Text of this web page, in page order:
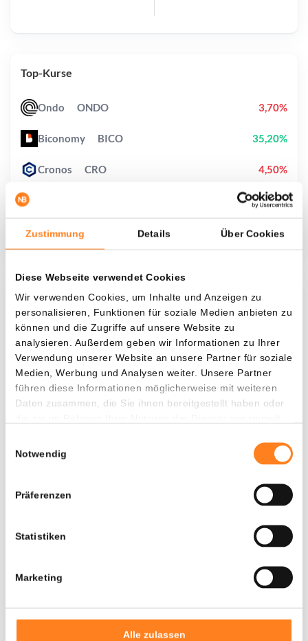
Zustimmung Details Über Cookies
Diese Webseite verwendet Cookies
Wir verwenden Cookies, um Inhalte und Anzeigen zu
personalisieren, Funktionen für soziale Medien anbieten zu
können und die Zugriffe auf unsere Website zu
analysieren. Außerdem geben wir Informationen zu Ihrer
Verwendung unserer Website an unsere Partner für soziale
Medien, Werbung und Analysen weiter. Unsere Partner
führen diese Informationen möglicherweise mit weiteren
Daten zusammen, die Sie ihnen bereitgestellt haben oder
Notwendig
Präferenzen
Statistiken
Marketing
Alle zulassen
Was, wenn ich...?
Zie hoeveel waarde je vandaag zou hebben als
je dollar-cost averaging had toegepast op
verschillende cryptocurrencies.
Hätte investiert In
---
Voor de geselecteerde coin zijn momenteel geen
historische gegevens beschikbaar, probeer het later
Top-Kurse
Ondo ONDO 3,70%
Biconomy BICO 35,20%
Cronos CRO 4,50%
0,40%
StonkBroker STONKBROKER 2,10%